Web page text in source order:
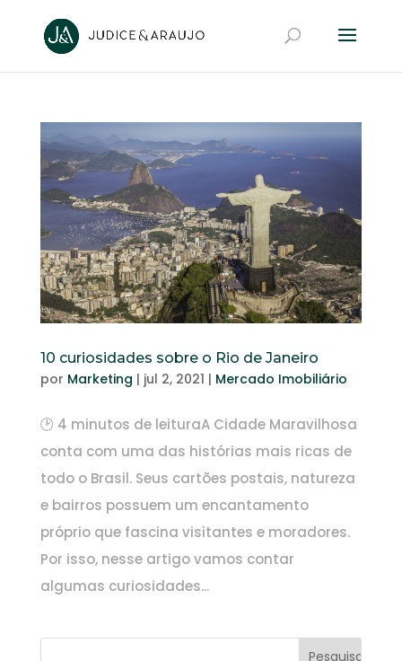
10 curiosidades sobre o Rio de Janeiro
por Marketing | jul 2, 2021 | Mercado Imobiliário
🕑 4 minutos de leituraA Cidade Maravilhosa
conta com uma das histórias mais ricas de
todo o Brasil. Seus cartões postais, natureza
e bairros possuem um encantamento
próprio que fascina visitantes e moradores.
Por isso, nesse artigo vamos contar
algumas curiosidades...